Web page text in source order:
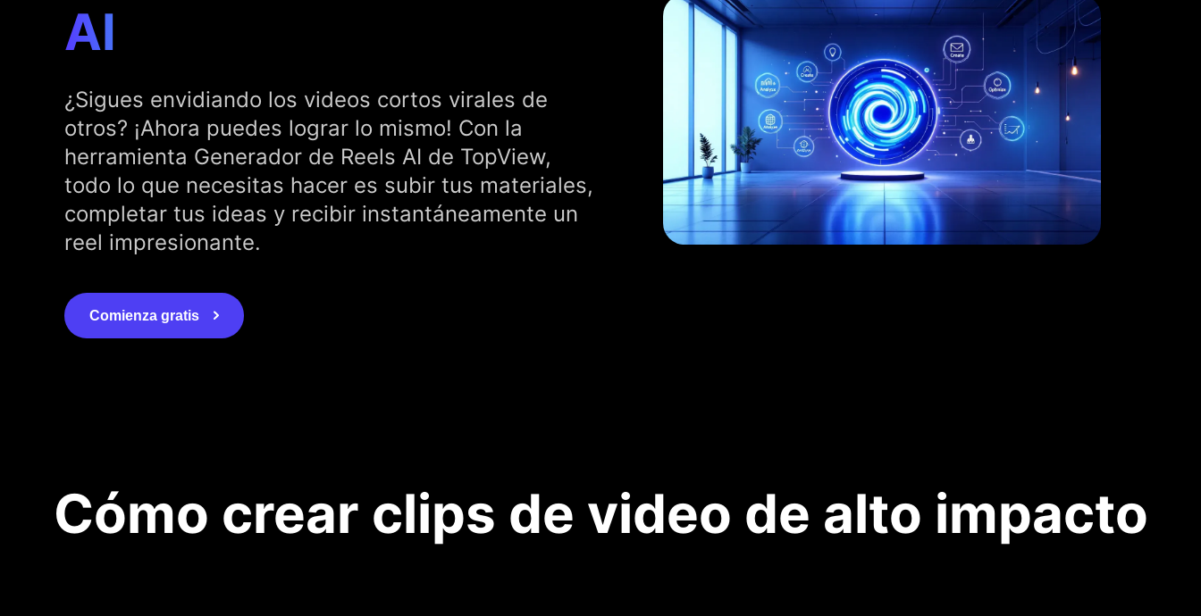
AI
¿Sigues envidiando los videos cortos virales de
otros? ¡Ahora puedes lograr lo mismo! Con la
herramienta Generador de Reels AI de TopView,
todo lo que necesitas hacer es subir tus materiales,
completar tus ideas y recibir instantáneamente un
reel impresionante.
Comienza gratis
Cómo crear clips de video de alto impacto